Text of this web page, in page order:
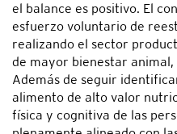
el balance es positivo. El
esfuerzo voluntario de
realizando el sector
de mayor bienestar animal,
Además de seguir
alimento de alto valor
física y cognitiva de las